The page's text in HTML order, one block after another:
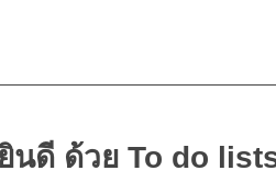
นดี ด้วย To do